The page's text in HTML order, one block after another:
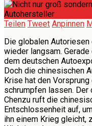
Teilen Tweet Anpinnen
Die globalen
wieder langsam.
dem deutschen
Doch die chinesischen
Krise hat den
schrumpfen lassen. Der
Chenzu ruft die
Entschlossenheit auf,
ihn einem Krieg gleicht,